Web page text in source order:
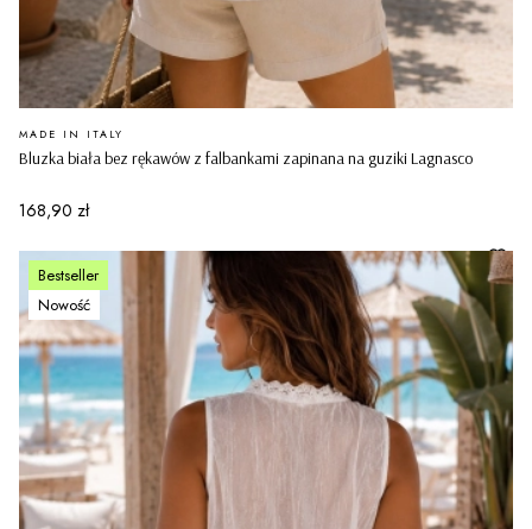
Bluzka biała bez rękawów z falbankami zapinana na guziki Lagnasco
PRODUCENT
MADE IN ITALY
Cena
168,90 zł
Bestseller
Nowość